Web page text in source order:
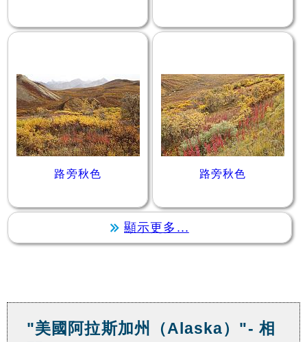
路旁秋色 路旁秋色
顯示更多...
"美國阿拉斯加州（Alaska）"- 相